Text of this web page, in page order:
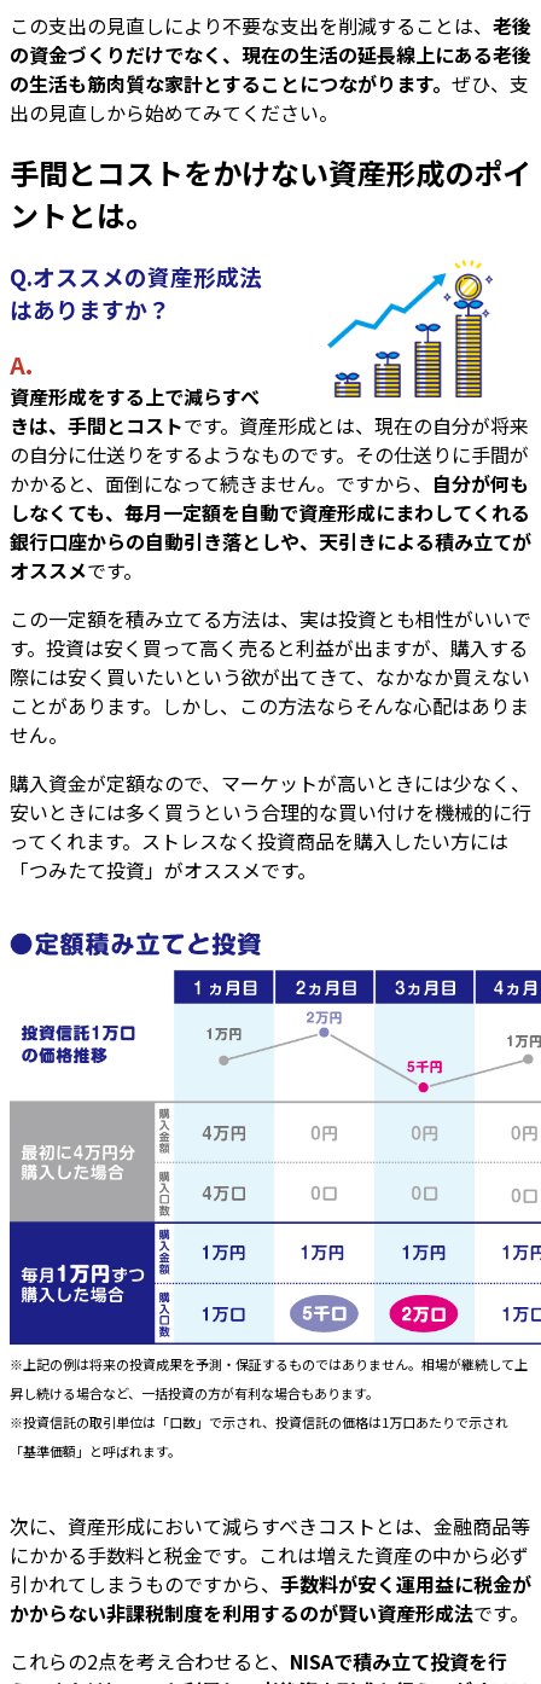
この支出の見直しにより不要な支出を削減することは、 老後
の資金づくりだけでなく、現在の生活の延長線上にある老後
の生活も筋肉質な家計とすることにつながります。 ぜひ、支
出の見直しから始めてみてください。
手間とコストをかけない資産形成のポイ
ントとは。
Q.オススメの資産形成法
はありますか？
A.
資産形成をする上で減らすべ
きは、手間とコストです。資産形成とは、現在の自分が将来
の自分に仕送りをするようなものです。その仕送りに手間が
かかると、面倒になって続きません。ですから、 自分が何も
しなくても、毎月一定額を自動で資産形成にまわしてくれる
銀行口座からの自動引き落としや、天引きによる積み立てが
オススメです。
この一定額を積み立てる方法は、実は投資とも相性がいいで
す。投資は安く買って高く売ると利益が出ますが、購入する
際には安く買いたいという欲が出てきて、なかなか買えない
ことがあります。しかし、この方法ならそんな心配はありま
せん。
購入資金が定額なので、マーケットが高いときには少なく、
安いときには多く買うという合理的な買い付けを機械的に行
ってくれます。ストレスなく投資商品を購入したい方には
「つみたて投資」がオススメです。
※上記の例は将来の投資成果を予測・保証するものではありません。相場が継続して上
昇し続ける場合など、一括投資の方が有利な場合もあります。
※投資信託の取引単位は「口数」で示され、投資信託の価格は1万口あたりで示され
「基準価額」と呼ばれます。
次に、資産形成において減らすべきコストとは、金融商品等
にかかる手数料と税金です。これは増えた資産の中から必ず
引かれてしまうものですから、 手数料が安く運用益に税金が
かからない非課税制度を利用するのが賢い資産形成法です。
これらの2点を考え合わせると、 NISAで積み立て投資を行